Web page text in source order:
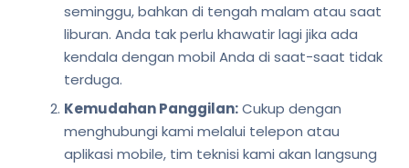
seminggu, bahkan di tengah malam atau saat
liburan. Anda tak perlu khawatir lagi jika ada
kendala dengan mobil Anda di saat-saat tidak
terduga.
Kemudahan Panggilan:Cukup dengan
menghubungi kami melalui telepon atau
aplikasi mobile, tim teknisi kami akan langsung